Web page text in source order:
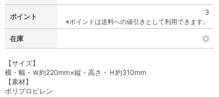
ポイント
3
※ポイントは送料への値引きとして利用できます。
在庫 ◎
【サイズ】
横・幅・Ｗ約220mm×縦・高さ・Ｈ約310mm
【素材】
ポリプロピレン